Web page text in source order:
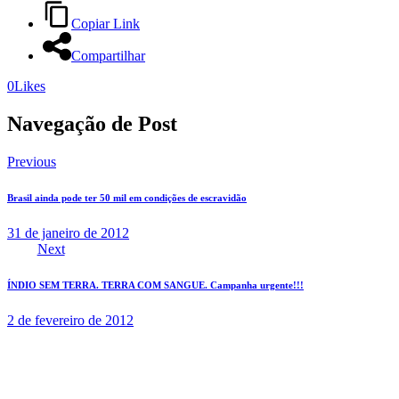
Copiar Link
Compartilhar
0Likes
Navegação de Post
Previous
Brasil ainda pode ter 50 mil em condições de escravidão
31 de janeiro de 2012
Next
ÍNDIO SEM TERRA. TERRA COM SANGUE. Campanha urgente!!!
2 de fevereiro de 2012